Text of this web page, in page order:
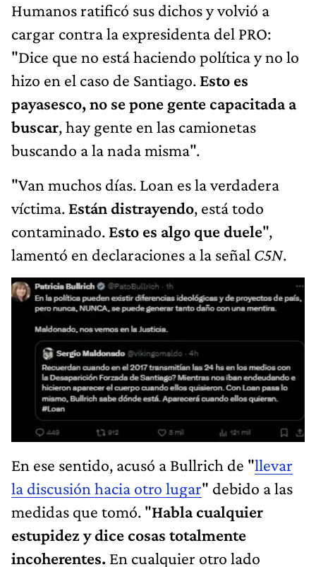
Humanos ratificó sus dichos y volvió a
cargar contra la expresidenta del PRO:
"Dice que no está haciendo política y no lo
hizo en el caso de Santiago. Esto es
payasesco, no se pone gente capacitada a
buscar, hay gente en las camionetas
buscando a la nada misma".
"Van muchos días. Loan es la verdadera
víctima. Están distrayendo, está todo
contaminado. Esto es algo que duele",
lamentó en declaraciones a la señal C5N.
En ese sentido, acusó a Bullrich de "llevar
la discusión hacia otro lugar" debido a las
medidas que tomó. "Habla cualquier
estupidez y dice cosas totalmente
incoherentes. En cualquier otro lado